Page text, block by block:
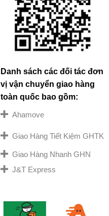
Danh sách các đối tác đơn
vị vận chuyển giao hàng
toàn quốc bao gồm:
Ahamove
Giao Hàng Tiết Kiệm GHTK
Giao Hàng Nhanh GHN
J&T Express